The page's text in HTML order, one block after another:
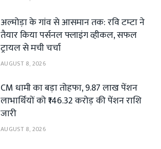
अल्मोड़ा के गांव से आसमान तक: रवि टम्टा ने
तैयार किया पर्सनल फ्लाइंग व्हीकल, सफल
ट्रायल से मची चर्चा
AUGUST 8, 2026
CM धामी का बड़ा तोहफा, 9.87 लाख पेंशन
लाभार्थियों को ₹146.32 करोड़ की पेंशन राशि
जारी
AUGUST 8, 2026